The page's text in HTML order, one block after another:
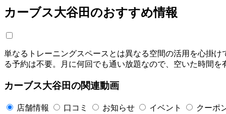
カーブス大谷田のおすすめ情報
単なるトレーニングスペースとは異なる空間の活用を心掛
る予約は不要。月に何回でも通い放題なので、空いた時間を
カーブス大谷田の関連動画
店舗情報 口コミ お知らせ イベント
クーポ